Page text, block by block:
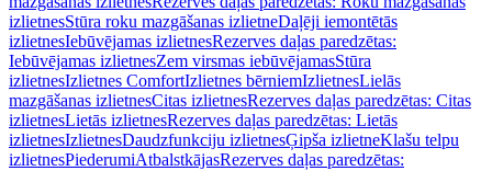
izlietnesStūra roku mazgāšanas izlietneDaļēji iemontētās
izlietnesIebūvējamas izlietnesRezerves daļas paredzētas:
Iebūvējamas izlietnesZem virsmas iebūvējamasStūra
izlietnesIzlietnes ComfortIzlietnes bērniemIzlietnesLielās
mazgāšanas izlietnesCitas izlietnesRezerves daļas paredzētas: Citas
izlietnesLietās izlietnesRezerves daļas paredzētas: Lietās
izlietnesIzlietnesDaudzfunkciju izlietnesĢipša izlietneKlašu telpu
izlietnesPiederumiAtbalstkājasRezerves daļas paredzētas: